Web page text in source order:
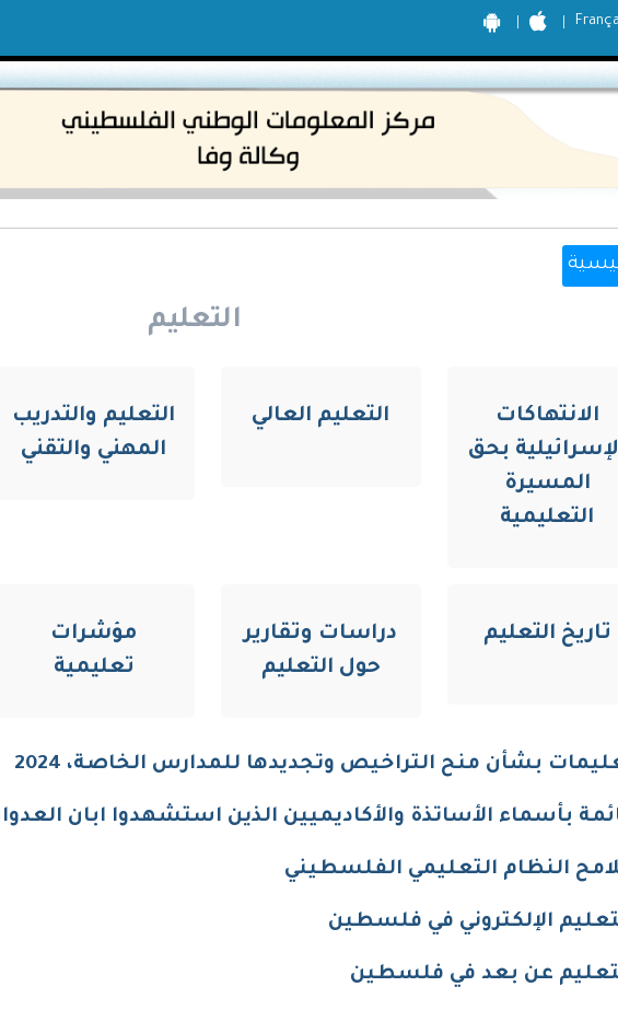
التعليم
الانتهاكات
بحق
المسيرة
التعليمية
التعليم العالي
التعليم والتدريب
المهني والتقني
تاريخ التعليم
دراسات وتقارير
حول التعليم
مؤشرات
تعليمية
بشأن منح التراخيص وتجديدها للمدارس الخاصة، 2024
بأسماء الأساتذة والأكاديميين الذين استشهدوا ابان العدوان
النظام التعليمي الفلسطيني
الإلكتروني في فلسطين
عن بعد في فلسطين